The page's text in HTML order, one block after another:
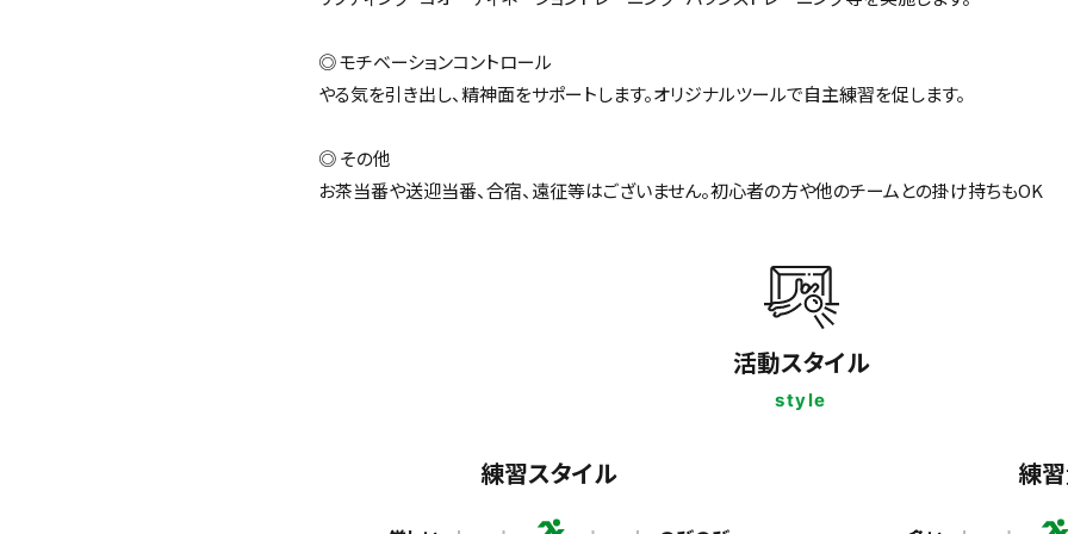
◎ モチベーションコントロール
やる気を引き出し、精神面をサポートします。オリジナルツールで自主練習を促します。
◎ その他
お茶当番や送迎当番、合宿、遠征等はございません。初心者の方や他のチームとの掛け持ちもOK
活動スタイル
style
練習スタイル 練